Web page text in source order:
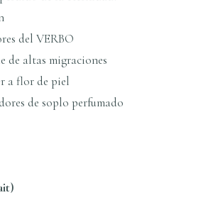
del VERBO
de altas migraciones
a flor de piel
de soplo perfumado